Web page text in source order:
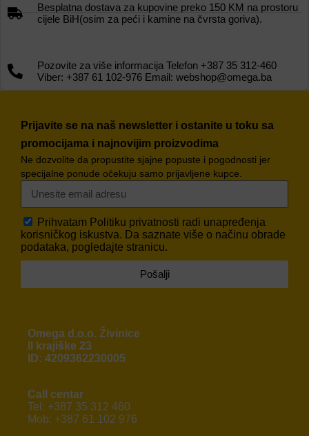
Besplatna dostava za kupovine preko 150 KM na prostoru
cijele BiH(osim za peći i kamine na čvrsta goriva).
Pozovite za više informacija Telefon +387 35 312-460
Viber: +387 61 102-976 Email: webshop@omega.ba
Prijavite se na naš newsletter i ostanite u toku sa
promocijama i najnovijim proizvodima
Ne dozvolite da propustite sjajne popuste i pogodnosti jer
specijalne ponude očekuju samo prijavljene kupce.
Prihvatam Politiku privatnosti radi unapređenja
korisničkog iskustva. Da saznate više o načinu obrade
podataka, pogledajte stranicu.
Pošalji
Omega d.o.o. Živinice
II krajiške 23
ID: 4209362230005
Call centar
Tel: +387 35 312 460
Mob: +387 61 102 976